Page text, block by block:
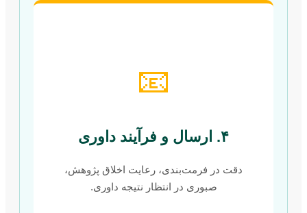
📧
۴. ارسال و فرآیند داوری
دقت در فرمت‌بندی، رعایت اخلاق پژوهش،
صبوری در انتظار نتیجه داوری.